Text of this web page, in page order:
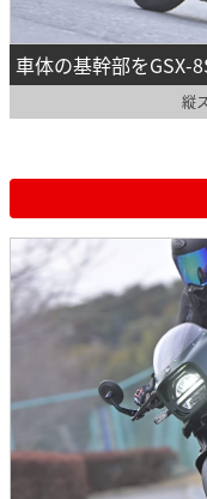
車体の基幹部をGSX-
縦